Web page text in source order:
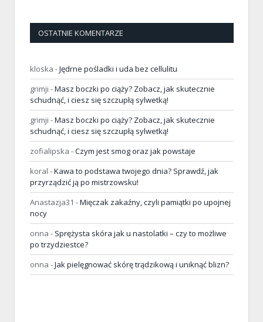
OSTATNIE KOMENTARZE
kloska -Jędrne pośladki i uda bez cellulitu
grimji -Masz boczki po ciąży? Zobacz, jak skutecznie
schudnąć, i ciesz się szczupłą sylwetką!
grimji -Masz boczki po ciąży? Zobacz, jak skutecznie
schudnąć, i ciesz się szczupłą sylwetką!
zofialipska -Czym jest smog oraz jak powstaje
koral -Kawa to podstawa twojego dnia? Sprawdź, jak
przyrządzić ją po mistrzowsku!
Anastazja31 -Mięczak zakaźny, czyli pamiątki po upojnej
nocy
onna - Sprężysta skóra jak u nastolatki – czy to możliwe
po trzydziestce?
onna -Jak pielęgnować skórę trądzikową i uniknąć blizn?